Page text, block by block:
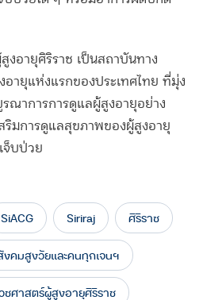
งอายุศิริราช เป็นสถาบันทาง
อายุแห่งแรกของประเทศไทย ที่มุ่ง
ณาการการดูแลผู้สูงอายุอย่าง
ริมการดูแลสุขภาพของผู้สูงอายุ
จ็บป่วย
SiACG Siriraj ศิริราช
คมสูงวัยและคนทุกเจนฯ
ชศาสตร์ผู้สูงอายุศิริราช